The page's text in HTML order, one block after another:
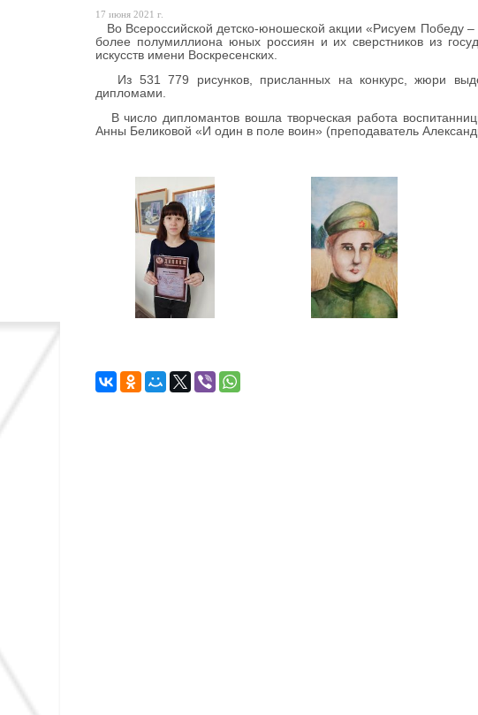
17 июня 2021 г.
Во Всероссийской детско-юношеской акции «Рисуем Победу
более полумиллиона юных россиян и их сверстников из
искусств имени Воскресенских.
Из 531 779 рисунков, присланных на конкурс, жюри
дипломами.
В число дипломантов вошла творческая работа
Анны Беликовой «И один в поле воин» (преподаватель